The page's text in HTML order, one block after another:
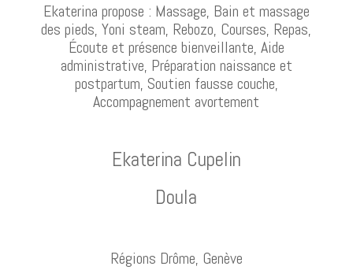
Ekaterina propose : Massage, Bain et massage
des pieds, Yoni steam, Rebozo, Courses, Repas,
Écoute et présence bienveillante, Aide
administrative, Préparation naissance et
postpartum, Soutien fausse couche,
Accompagnement avortement
Ekaterina Cupelin
Doula
Régions Drôme, Genève